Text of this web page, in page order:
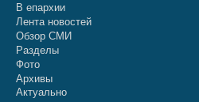
В епархии
Лента новостей
Обзор СМИ
Разделы
Фото
Архивы
Актуально